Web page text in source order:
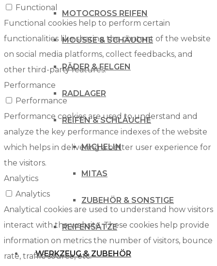
MOTOCROSS REIFEN
MOUSSE & SCHÄUCHE
RÄDER & FELGEN
RADLAGER
REIFEN & SCHLÄUCHE
MICHELIN
MITAS
ZUBEHÖR & SONSTIGE
REIFENSÄTZE
WERKZEUG & ZUBEHÖR
Functional
Functional cookies help to perform certain
functionalities like sharing the content of the website
on social media platforms, collect feedbacks, and
other third-party features.
Performance
Performance
Performance cookies are used to understand and
analyze the key performance indexes of the website
which helps in delivering a better user experience for
the visitors.
Analytics
Analytics
Analytical cookies are used to understand how visitors
interact with the website. These cookies help provide
information on metrics the number of visitors, bounce
rate, traffic source, etc.